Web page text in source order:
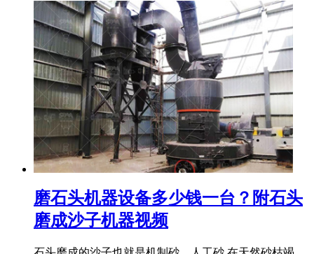
磨石头机器设备多少钱一台？附石头
磨成沙子机器视频